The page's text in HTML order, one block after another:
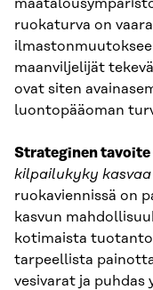
ruokaturva on
maanviljelijät
ovat siten
luontopääoman
Strateginen tavoite
kilpailukyky kasvaa
ruokaviennissä on
kasvun
kotimaista
tarpeellista
vesivarat ja